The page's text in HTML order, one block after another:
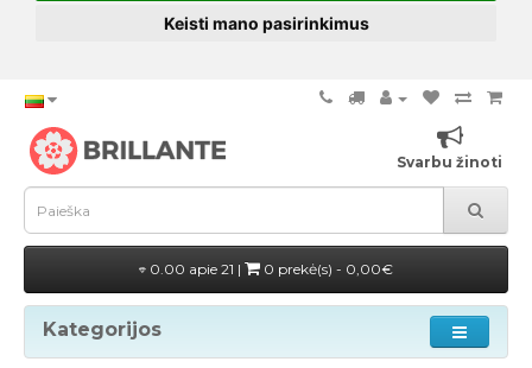
Keisti mano pasirinkimus
Svarbu žinoti
0.00 apie 21 | 0 prekė(s) - 0,00€
Kategorijos